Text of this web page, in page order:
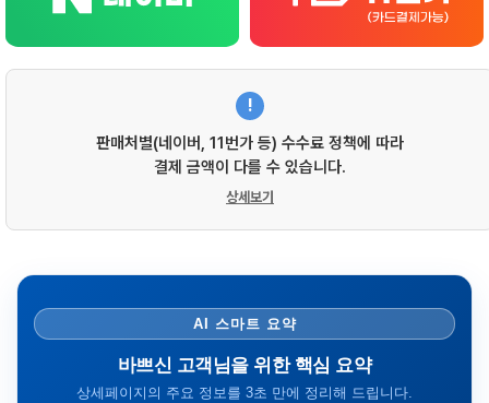
!
판매처별(네이버, 11번가 등) 수수료 정책에 따라
결제 금액이 다를 수 있습니다.
상세보기
AI 스마트 요약
바쁘신 고객님을 위한 핵심 요약
상세페이지의 주요 정보를 3초 만에 정리해 드립니다.